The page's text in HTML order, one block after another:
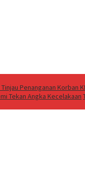
Penanganan Korban
Tekan Angka Kecelakaan